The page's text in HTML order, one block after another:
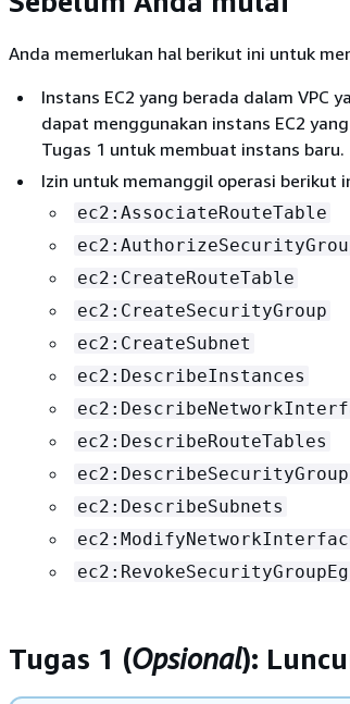
Anda memerlukan hal berikut ini untuk
Instans EC2 yang berada dalam VPC
dapat menggunakan instans EC2
Tugas 1 untuk membuat instans baru.
Izin untuk memanggil operasi berikut
ec2:AssociateRouteTable
ec2:CreateRouteTable
ec2:CreateSecurityGroup
ec2:CreateSubnet
ec2:DescribeInstances
ec2:DescribeRouteTables
ec2:DescribeSubnets
Tugas 1 (Opsional):